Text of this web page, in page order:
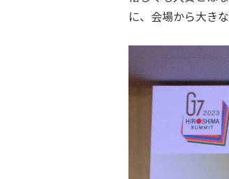
に、会場から大き